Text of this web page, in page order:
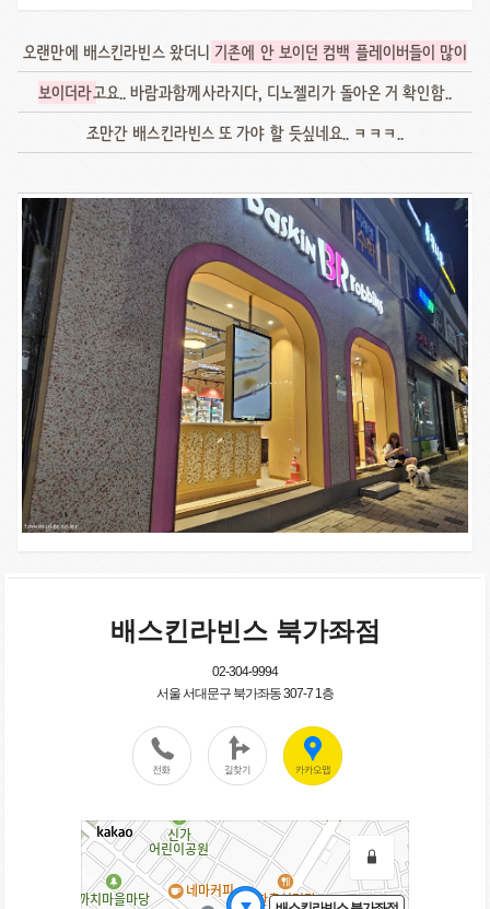
오랜만에 배스킨라빈스 왔더니 기존에 안 보이던 컴백 플레이버들이 많이
보이더라고요.. 바람과함께사라지다, 디노젤리가 돌아온 거 확인함..
조만간 배스킨라빈스 또 가야 할 듯싶네요.. ㅋㅋㅋ..